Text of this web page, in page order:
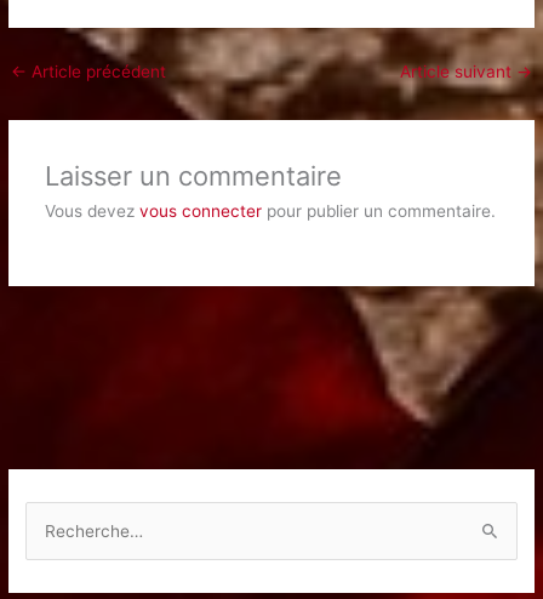
← Article précédent Article suivant →
Laisser un commentaire
Vous devez vous connecterpour publier un commentaire.